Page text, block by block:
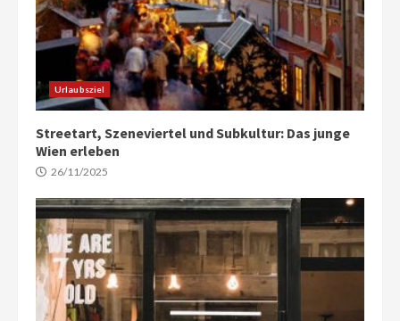
Urlaubsziel
Streetart, Szeneviertel und Subkultur: Das junge
Wien erleben
26/11/2025